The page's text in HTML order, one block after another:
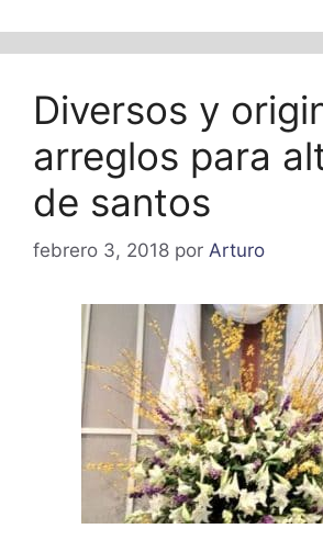
Diversos y
arreglos para
de santos
febrero 3, 2018 por Arturo